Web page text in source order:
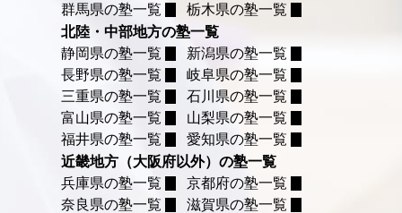
群馬県の塾一覧
栃木県の塾一覧
北陸・中部地方の塾一覧
静岡県の塾一覧
新潟県の塾一覧
長野県の塾一覧
岐阜県の塾一覧
三重県の塾一覧
石川県の塾一覧
富山県の塾一覧
山梨県の塾一覧
福井県の塾一覧
愛知県の塾一覧
近畿地方（大阪府以外）の塾一覧
兵庫県の塾一覧
京都府の塾一覧
奈良県の塾一覧
滋賀県の塾一覧